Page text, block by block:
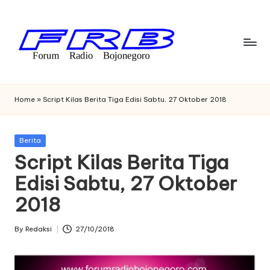
content
F
o
r
u
m
R
a
di
o
Bojonegoro
Home » Script Kilas Berita Tiga Edisi Sabtu, 27 Oktober 2018
Posted
Berita
Script Kilas Berita Tiga
Edisi Sabtu, 27 Oktober
2018
Posted
By Redaksi 27/10/2018